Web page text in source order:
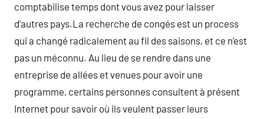
comptabilise temps dont vous avez pour laisser
d’autres pays.La recherche de congés est un process
qui a changé radicalement au fil des saisons, et ce n’est
pas un méconnu. Au lieu de se rendre dans une
entreprise de allées et venues pour avoir une
programme, certains personnes consultent à présent
Internet pour savoir où ils veulent passer leurs